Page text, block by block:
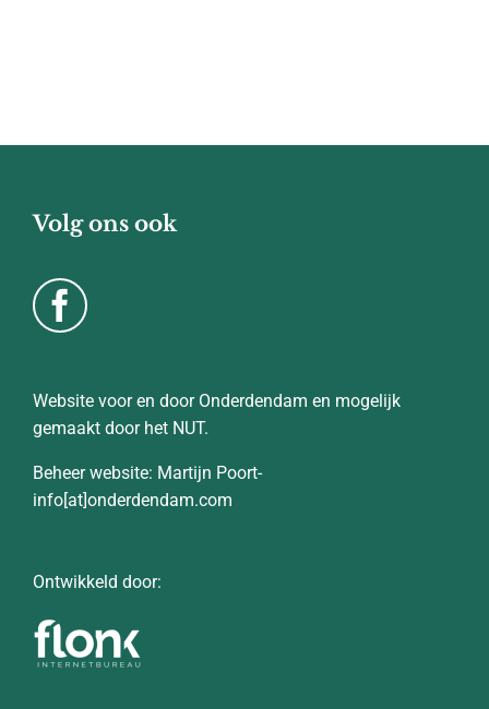
Volg ons ook
Website voor en door Onderdendam en mogelijk
gemaakt door het NUT.
Beheer website: Martijn Poort-
info[at]onderdendam.com
Ontwikkeld door: